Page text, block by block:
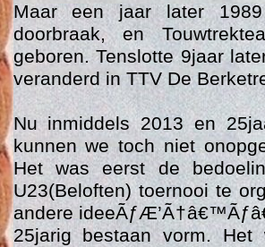
Maar een jaar later
doorbraak, en
geboren. Tenslotte 9jaar
veranderd in TTV De
Nu inmiddels 2013 en
kunnen we toch niet
Het was eerst de
U23(Beloften) toernooi te
andere
25jarig bestaan vorm. Het